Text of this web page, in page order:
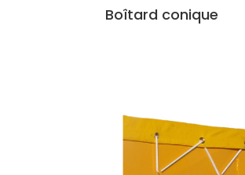
Boîtard conique